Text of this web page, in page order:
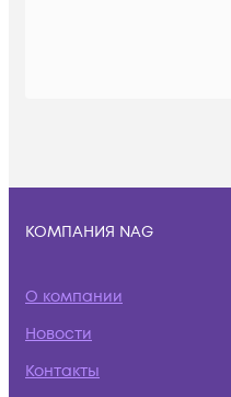
КОМПАНИЯ NAG
О компании
Новости
Контакты